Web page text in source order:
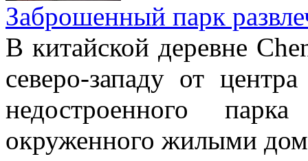
Заброшенный парк
В китайской деревне
северо-западу от
недостроенного
окруженного жилыми